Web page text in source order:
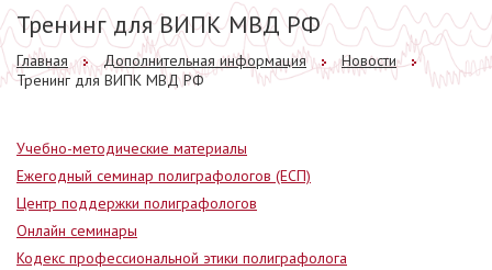
Тренинг для ВИПК МВД РФ
Главная Дополнительная информация
Новости
Тренинг для ВИПК МВД РФ
Учебно-методические материалы
Ежегодный семинар полиграфологов (ЕСП)
Центр поддержки полиграфологов
Онлайн семинары
Кодекс профессиональной этики полиграфолога